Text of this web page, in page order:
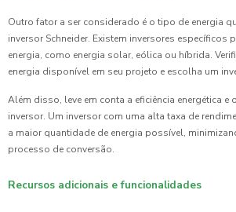
Outro fator a ser considerado é o tipo de energia
inversor Schneider. Existem inversores específicos
energia, como energia solar, eólica ou híbrida.
energia disponível em seu projeto e escolha um
Além disso, leve em conta a eficiência energética e
inversor. Um inversor com uma alta taxa de
a maior quantidade de energia possível,
processo de conversão.
Recursos adicionais e funcionalidades